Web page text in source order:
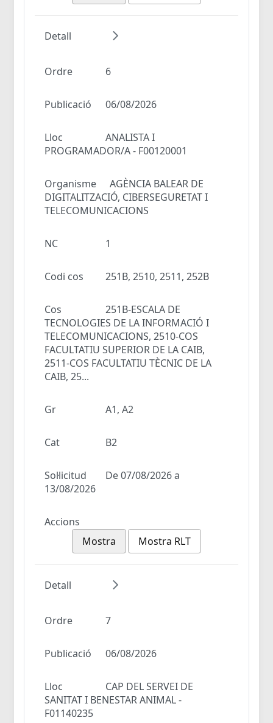
Detall
Ordre 6
Publicació 06/08/2026
Lloc
ANALISTA I
PROGRAMADOR/A - F00120001
Organisme
AGÈNCIA BALEAR DE
DIGITALITZACIÓ, CIBERSEGURETAT I
TELECOMUNICACIONS
NC 1
Codi cos 251B, 2510, 2511, 252B
Cos
251B-ESCALA DE
TECNOLOGIES DE LA INFORMACIÓ I
TELECOMUNICACIONS, 2510-COS
FACULTATIU SUPERIOR DE LA CAIB,
2511-COS FACULTATIU TÈCNIC DE LA
CAIB, 25...
Gr A1, A2
Cat B2
Sol·licitud
De 07/08/2026 a
13/08/2026
Accions
Mostra
Mostra RLT
Detall
Ordre 7
Publicació 06/08/2026
Lloc
CAP DEL SERVEI DE
SANITAT I BENESTAR ANIMAL -
F01140235